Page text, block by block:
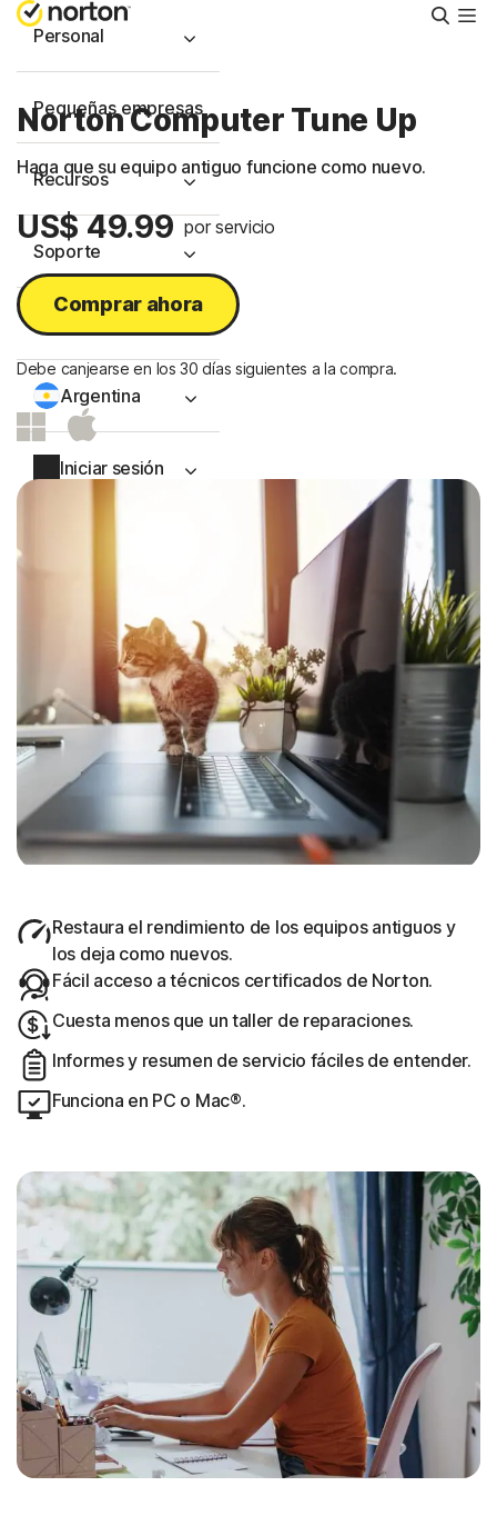
Personal
Pequeñas empresas
Recursos
Soporte
Prueba gratis
Argentina
Iniciar sesión
Norton Computer Tune Up
Haga que su equipo antiguo funcione como nuevo.
US$ 49.99 por servicio
Comprar ahora
Debe canjearse en los 30 días siguientes a la compra.
Restaura el rendimiento de los equipos antiguos y
los deja como nuevos.
Fácil acceso a técnicos certificados de Norton.
Cuesta menos que un taller de reparaciones.
Informes y resumen de servicio fáciles de entender.
Funciona en PC o Mac®.